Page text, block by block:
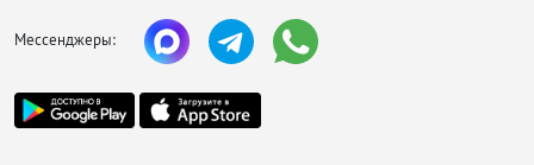
Мессенджеры: